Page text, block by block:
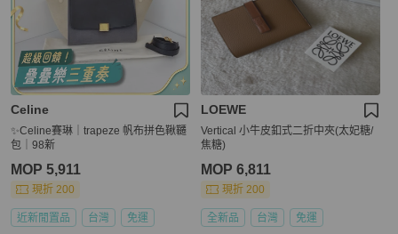
Celine
✨Celine賽琳｜trapeze 帆布拼色鞦韆
包｜98新
MOP 5,911
現折 200
近新閒置品 台灣 免運
LOEWE
Vertical 小牛皮釦式二折中夾(太妃糖/
焦糖)
MOP 6,811
現折 200
全新品 台灣 免運